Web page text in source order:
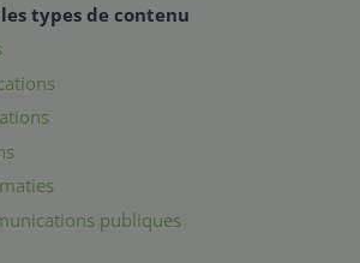
types de contenu
publiques